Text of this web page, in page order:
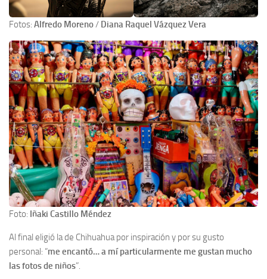
Fotos: Alfredo Moreno/ Diana Raquel Vázquez Vera
Foto: Iñaki Castillo Méndez
Al final eligió la de Chihuahua por inspiración y por su gusto
personal: “me encantó… a mí particularmente me gustan mucho
las fotos de niños”.